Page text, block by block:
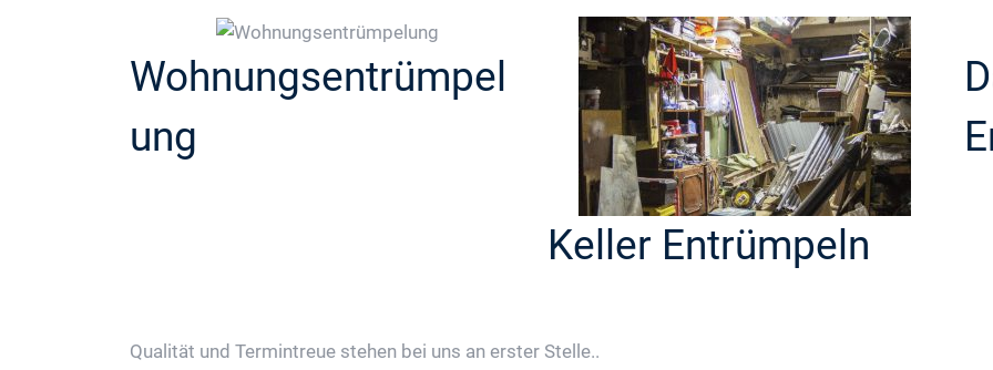
Wohnungsentrümpel
ung
Keller Entrümpeln
Qualität und Termintreue stehen bei uns an erster Stelle..